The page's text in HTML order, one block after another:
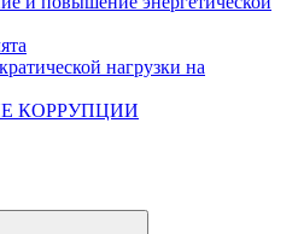
нагрузки на
КОРРУПЦИИ